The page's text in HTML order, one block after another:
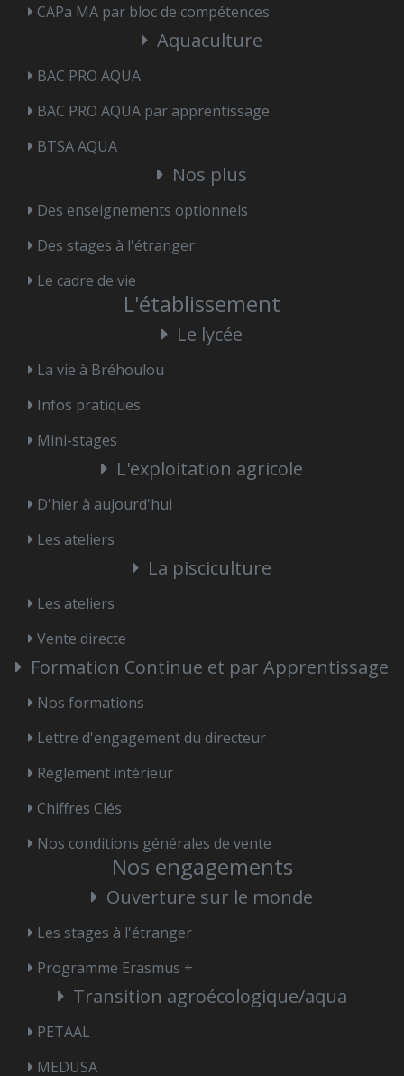
CAPa MA par bloc de compétences
Aquaculture
BAC PRO AQUA
BAC PRO AQUA par apprentissage
BTSA AQUA
Nos plus
Des enseignements optionnels
Des stages à l'étranger
Le cadre de vie
L'établissement
Le lycée
La vie à Bréhoulou
Infos pratiques
Mini-stages
L'exploitation agricole
D'hier à aujourd'hui
Les ateliers
La pisciculture
Les ateliers
Vente directe
Formation Continue et par Apprentissage
Nos formations
Lettre d'engagement du directeur
Règlement intérieur
Chiffres Clés
Nos conditions générales de vente
Nos engagements
Ouverture sur le monde
Les stages à l'étranger
Programme Erasmus +
Transition agroécologique/aqua
PETAAL
MEDUSA